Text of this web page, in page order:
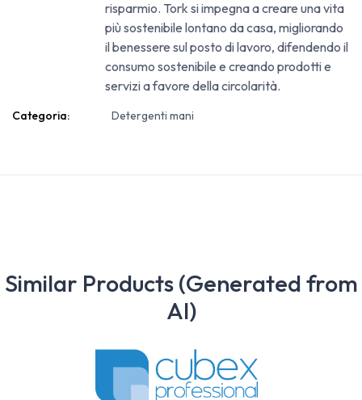
risparmio. Tork si impegna a creare una vita
più sostenibile lontano da casa, migliorando
il benessere sul posto di lavoro, difendendo il
consumo sostenibile e creando prodotti e
servizi a favore della circolarità.
Categoria: Detergenti mani
Similar Products (Generated from
AI)